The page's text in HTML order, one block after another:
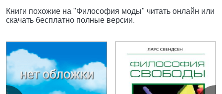
Книги похожие на "Философия моды" читать онлайн или
скачать бесплатно полные версии.